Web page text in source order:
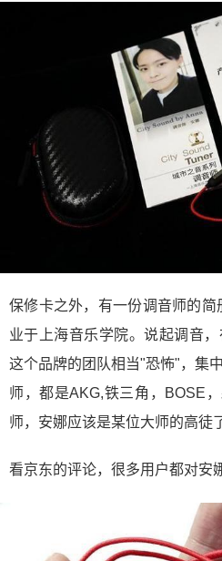
保修卡之外，有一份调音师的
业于上海音乐学院。说起调音
这个品牌的团队相当"恐怖"，集
师，都是AKG,铁三角，BOSE
师，安娜应该是某位大师的高徒
看京东的评论，很多用户都对安